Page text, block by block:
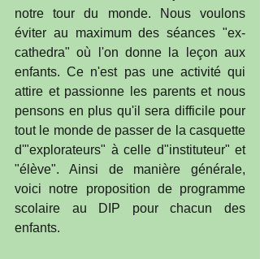
notre tour du monde. Nous voulons
éviter au maximum des séances "ex-
cathedra" où l'on donne la leçon aux
enfants. Ce n'est pas une activité qui
attire et passionne les parents et nous
pensons en plus qu'il sera difficile pour
tout le monde de passer de la casquette
d'"explorateurs" à celle d"instituteur" et
"élève". Ainsi de manière générale,
voici notre proposition de programme
scolaire au DIP pour chacun des
enfants.